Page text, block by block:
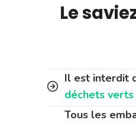
Le
Il est interdit
déchets verts
Tous les